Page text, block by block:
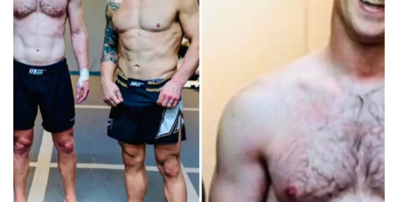
Seri İlanlar
İngiltere
Videolar
İş & Ekonomi